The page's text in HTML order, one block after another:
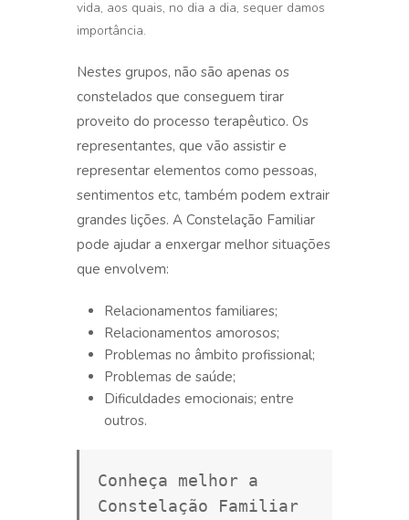
vida, aos quais, no dia a dia, sequer damos
importância.
Nestes grupos, não são apenas os
constelados que conseguem tirar
proveito do processo terapêutico. Os
representantes, que vão assistir e
representar elementos como pessoas,
sentimentos etc, também podem extrair
grandes lições. A Constelação Familiar
pode ajudar a enxergar melhor situações
que envolvem:
Relacionamentos familiares;
Relacionamentos amorosos;
Problemas no âmbito profissional;
Problemas de saúde;
Dificuldades emocionais; entre
outros.
Conheça melhor a